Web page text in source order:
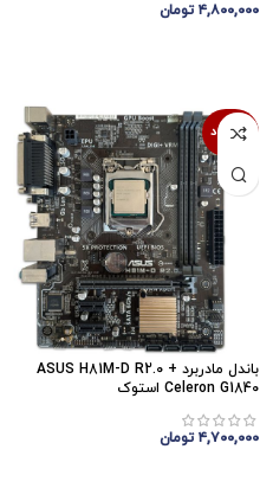
۴,۸۰۰,۰۰۰ تومان
ناموجود
باندل مادربرد ASUS H81M-D R2.0 +
Celeron G1840 استوک
۴,۷۰۰,۰۰۰ تومان